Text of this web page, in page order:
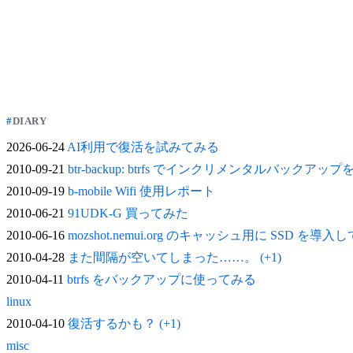
DIARY
2026-06-24AI利用で復活を試みてみる
2010-09-21 btr-backup: btrfs でインクリメンタルバックアップ
2010-09-19 b-mobile Wifi 使用レポート
2010-06-21 91UDK-G 買ってみた
2010-06-16 mozshot.nemui.org のキャッシュ用に SSD を導入し
2010-04-28 また間隔が空いてしまった……。 (+1)
2010-04-11 btrfs をバックアップに使ってみる
linux
2010-04-10 復活するかも？ (+1)
misc